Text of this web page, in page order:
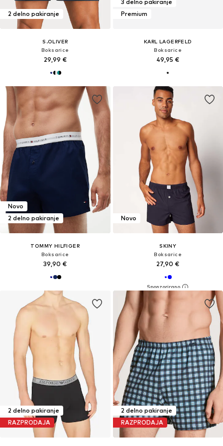
2 delno pakiranje
S.OLIVER
Boksarice
29,99 €
3 delno pakiranje
Premium
KARL LAGERFELD
Boksarice
49,95 €
Novo
2 delno pakiranje
TOMMY HILFIGER
Boksarice
39,90 €
Novo
SKINY
Boksarice
27,90 €
2 delno pakiranje
RAZPRODAJA
2 delno pakiranje
RAZPRODAJA